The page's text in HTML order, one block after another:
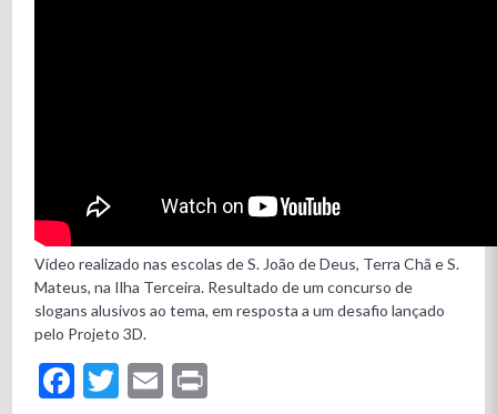
Vídeo realizado nas escolas de S. João de Deus, Terra Chã e S.
Mateus, na Ilha Terceira. Resultado de um concurso de
slogans alusivos ao tema, em resposta a um desafio lançado
pelo Projeto 3D.
Facebook
Twitter
Email